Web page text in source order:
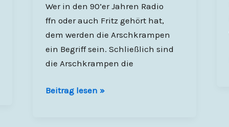
Wer in den 90’er Jahren Radio
ffn oder auch Fritz gehört hat,
dem werden die Arschkrampen
ein Begriff sein. Schließlich sind
die Arschkrampen die
Arschkrampen
Beitrag lesen »